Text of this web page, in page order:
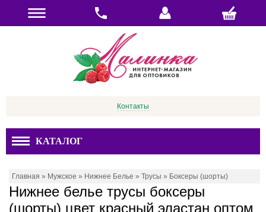
Контакты
КАТАЛОГ
Главная » Мужское » Нижнее Белье » Трусы » Боксеры (шорты)
Нижнее белье трусы боксеры
(шорты) цвет красный эластан оптом